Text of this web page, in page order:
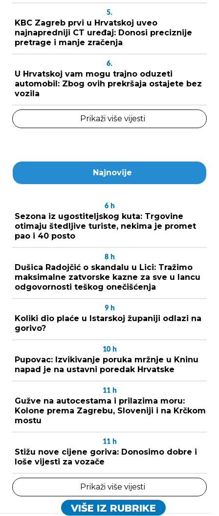
5.
KBC Zagreb prvi u Hrvatskoj uveo
najnapredniji CT uređaj: Donosi preciznije
pretrage i manje zračenja
6.
U Hrvatskoj vam mogu trajno oduzeti
automobil: Zbog ovih prekršaja ostajete bez
vozila
Prikaži više vijesti
Najnovije
6 h
Sezona iz ugostiteljskog kuta: Trgovine
otimaju štedljive turiste, nekima je promet
pao i 40 posto
8 h
Dušica Radojčić o skandalu u Lici: Tražimo
maksimalne zatvorske kazne za sve u lancu
odgovornosti teškog onečišćenja
9 h
Koliki dio plaće u Istarskoj županiji odlazi na
gorivo?
10 h
Pupovac: Izvikivanje poruka mržnje u Kninu
napad je na ustavni poredak Hrvatske
11 h
Gužve na autocestama i prilazima moru:
Kolone prema Zagrebu, Sloveniji i na Krčkom
mostu
11 h
Stižu nove cijene goriva: Donosimo dobre i
loše vijesti za vozače
Prikaži više vijesti
VIŠE IZ RUBRIKE